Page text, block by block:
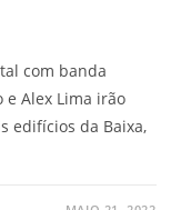
com banda
e Alex Lima irão
edifícios da Baixa,